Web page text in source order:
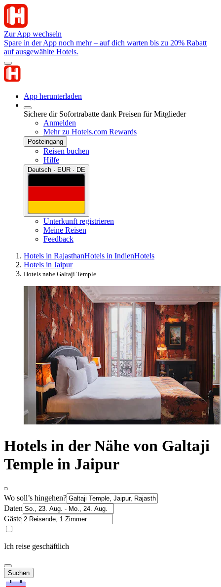
Zur App wechseln
Spare in der App noch mehr – auf dich warten bis zu 20% Rabatt
auf ausgewählte Hotels.
App herunterladen
Sichere dir Sofortrabatte dank Preisen für Mitglieder
Anmelden
Mehr zu Hotels.com Rewards
Posteingang
Reisen buchen
Hilfe
Deutsch · EUR · DE
Unterkunft registrieren
Meine Reisen
Feedback
Hotels in RajasthanHotels in IndienHotels
Hotels in Jaipur
Hotels nahe Galtaji Temple
Hotels in der Nähe von Galtaji
Temple in Jaipur
Wo soll’s hingehen?
Daten
Gäste
Ich reise geschäftlich
Suchen